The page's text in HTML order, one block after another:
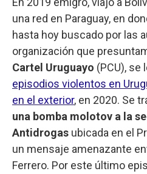
una red en Paraguay, en
hasta hoy buscado por las
organización que
Cartel Uruguayo (PCU), se
episodios violentos en
en el exterior, en 2020. Se
una bomba molotov a la
Antidrogas ubicada en el
un mensaje amenazante
Ferrero. Por este último